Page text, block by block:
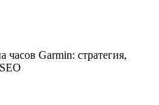
Garmin: стратегия,